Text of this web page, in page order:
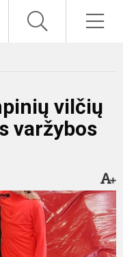
vilčių
varžybos